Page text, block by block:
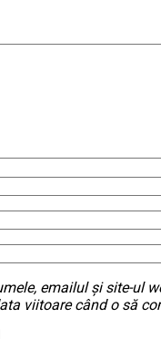
emailul și site-ul
viitoare când o să